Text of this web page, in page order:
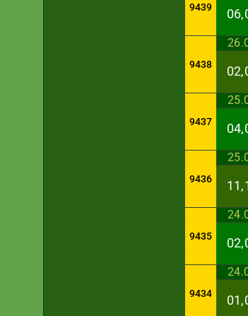
9439
9438
9437
9436
9435
9434